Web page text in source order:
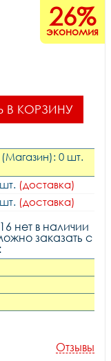
26%
экономия
В КОРЗИНУ
0 шт.
шт. (доставка)
шт. (доставка)
нет в наличии
заказать с
Отзывы